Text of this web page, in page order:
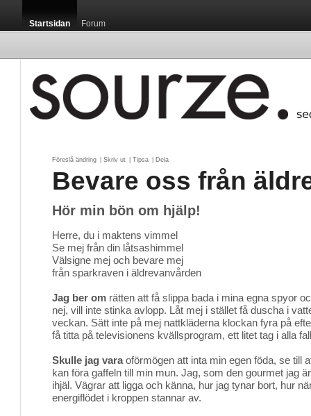
Startsidan Forum
Föreslå ändring Skriv ut Tipsa Dela
Bevare oss från
Hör min bön om hjälp!
Herre, du i maktens vimmel
Se mej från din låtsashimmel
Välsigne mej och bevare mej
från sparkraven i äldrevanvården
Jag ber om rätten att få slippa bada i mina egna spyor
nej, vill inte stinka avlopp. Låt mej i stället få duscha i
veckan. Sätt inte på mej nattkläderna klockan fyra på
få titta på televisionens kvällsprogram, ett litet tag i alla
Skulle jag varaoförmögen att inta min egen föda, se till
kan föra gaffeln till min mun. Jag, som den gourmet jag
ihjäl. Vägrar att ligga och känna, hur jag tynar bort, hur
energiflödet i kroppen stannar av.